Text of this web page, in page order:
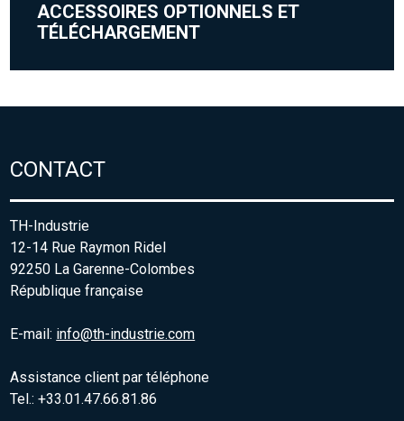
ACCESSOIRES OPTIONNELS ET
TÉLÉCHARGEMENT
CONTACT
TH-Industrie
12-14 Rue Raymon Ridel
92250 La Garenne-Colombes
République française
E-mail: info@th-industrie.com
Assistance client par téléphone
Tel.: +33.01.47.66.81.86